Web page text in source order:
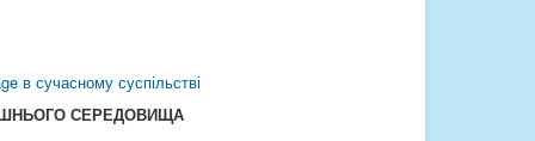
в сучасному суспільстві
СЕРЕДОВИЩА